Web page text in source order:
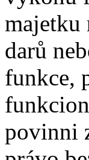
majetku
darů
funkce,
povinni